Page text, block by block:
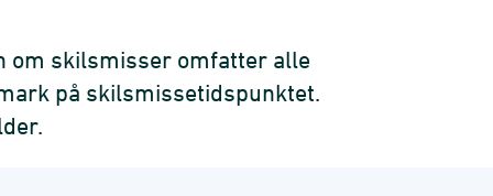
om skilsmisser omfatter alle
på skilsmissetidspunktet.